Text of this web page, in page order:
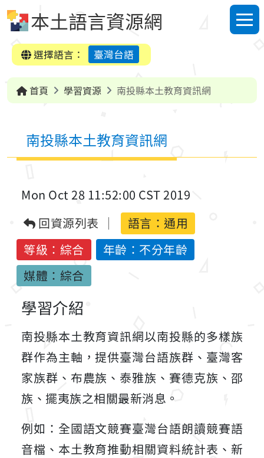
本土語言資源網
選單
選擇語言：
臺灣台語
首頁 學習資源 南投縣本土教育資訊網
南投縣本土教育資訊網
Mon Oct 28 11:52:00 CST 2019
回資源列表
語言： 通用
等級：綜合
年齡：不分年齡
媒體：綜合
學習介紹
南投縣本土教育資訊網以南投縣的多樣族
群作為主軸，提供臺灣台語族群、臺灣客
家族群、布農族、泰雅族、賽德克族、邵
族、擺夷族之相關最新消息。
例如：全國語文競賽臺灣台語朗讀競賽語
音檔、本土教育推動相關資料統計表、新